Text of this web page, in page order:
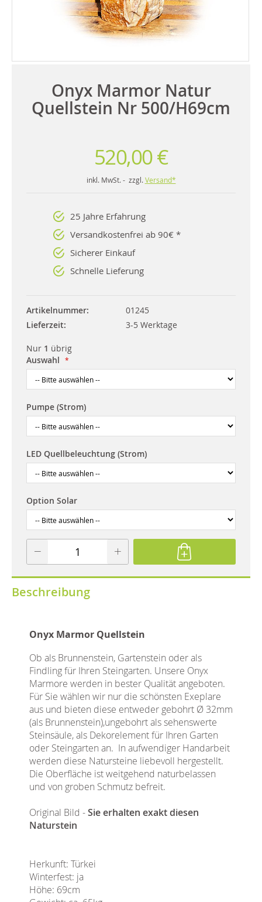
Onyx Marmor Natur
Quellstein Nr 500/H69cm
520,00 €
inkl. MwSt. - zzgl. Versand*
25 Jahre Erfahrung
Versandkostenfrei ab 90€ *
Sicherer Einkauf
Schnelle Lieferung
Artikelnummer
01245
Lieferzeit
3-5 Werktage
Nur 1 übrig
Auswahl
Pumpe (Strom)
LED Quellbeleuchtung (Strom)
Option Solar
Beschreibung
Onyx Marmor Quellstein
Ob als Brunnenstein, Gartenstein oder als
Findling für Ihren Steingarten. Unsere Onyx
Marmore werden in bester Qualität angeboten.
Für Sie wählen wir nur die schönsten Exeplare
aus und bieten diese entweder gebohrt Ø 32mm
(als Brunnenstein),ungebohrt als sehenswerte
Steinsäule, als Dekorelement für Ihren Garten
oder Steingarten an. In aufwendiger Handarbeit
werden diese Natursteine liebevoll hergestellt.
Die Oberfläche ist weitgehend naturbelassen
und von groben Schmutz befreit.
Original Bild -Sie erhalten exakt diesen
Naturstein
Herkunft: Türkei
Winterfest: ja
Höhe: 69cm